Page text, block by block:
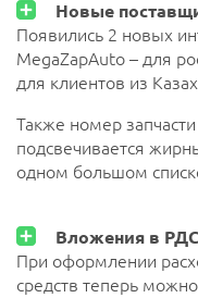
Новые
Появились 2 новых
MegaZapAuto – для
для клиентов из
Также номер
подсвечивается
одном большом
Вложения в
При оформлении
средств теперь